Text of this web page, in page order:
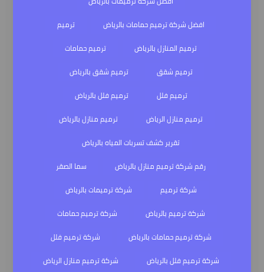
افضل شركة ترميم حمامات بالرياض
ترميم
ترميم المنازل بالرياض
ترميم حمامات
ترميم شقق
ترميم شقق بالرياض
ترميم فلل
ترميم فلل بالرياض
ترميم منازل الرياض
ترميم منازل بالرياض
تقرير كشف تسربات المياه بالرياض
رقم شركة ترميم منازل بالرياض
سما الصقر
شركة ترميم
شركة ترميمات بالرياض
شركة ترميم بالرياض
شركة ترميم حمامات
شركة ترميم حمامات بالرياض
شركة ترميم فلل
شركة ترميم فلل بالرياض
شركة ترميم منازل الرياض